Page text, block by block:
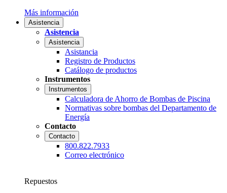
Más información
Asistencia
Asistencia
Asistencia
Asistancia
Registro de Productos
Catálogo de productos
Instrumentos
Instrumentos
Calculadora de Ahorro de Bombas de Piscina
Normativas sobre bombas del Departamento de
Energía
Contacto
Contacto
800.822.7933
Correo electrónico
Repuestos